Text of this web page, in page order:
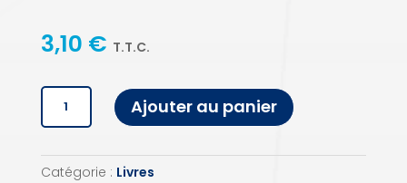
3,10 € T.T.C.
de
Reflex'
Ajouter au panier
Catégorie : Livres